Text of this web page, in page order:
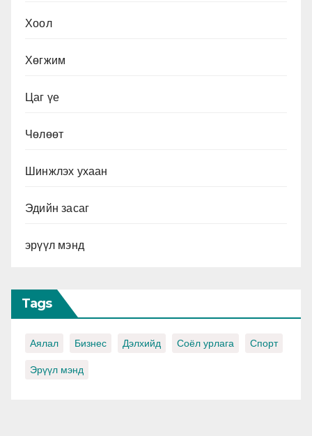
Хоол
Хөгжим
Цаг үе
Чөлөөт
Шинжлэх ухаан
Эдийн засаг
эрүүл мэнд
Tags
Аялал Бизнес Дэлхийд Соёл урлага Спорт
Эрүүл мэнд